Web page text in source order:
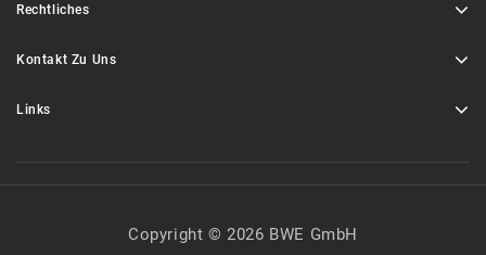
Rechtliches
Kontakt Zu Uns
Links
Copyright © 2026 BWE GmbH